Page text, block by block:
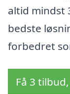
altid mindst
bedste
forbedret
Få 3